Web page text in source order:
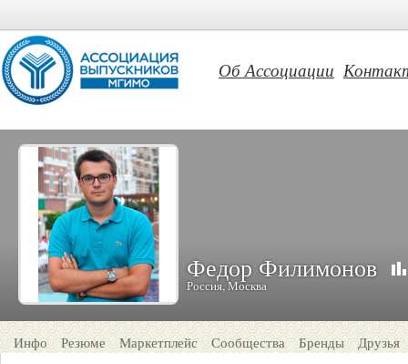
Об Ассоциации
Федор Филимонов
Россия, Москва
Инфо Резюме Маркетплейс Сообщества Бренды Друзья